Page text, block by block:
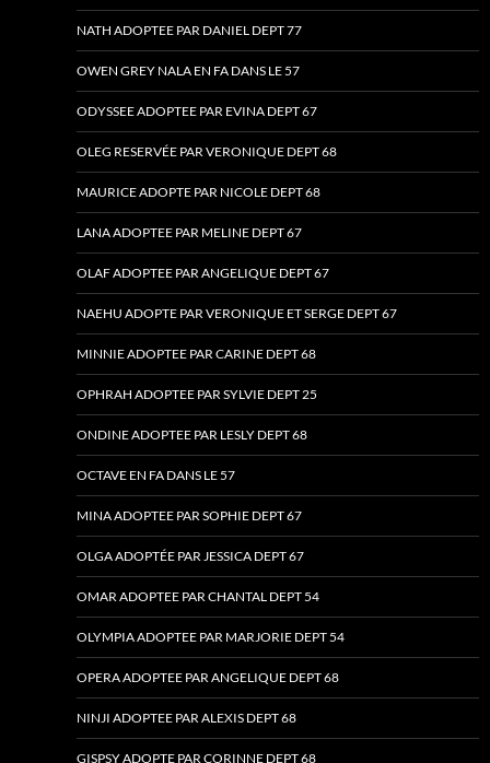
NATH ADOPTEE PAR DANIEL DEPT 77
OWEN GREY NALA EN FA DANS LE 57
ODYSSEE ADOPTEE PAR EVINA DEPT 67
OLEG RESERVÉE PAR VERONIQUE DEPT 68
MAURICE ADOPTE PAR NICOLE DEPT 68
LANA ADOPTEE PAR MELINE DEPT 67
OLAF ADOPTEE PAR ANGELIQUE DEPT 67
NAEHU ADOPTE PAR VERONIQUE ET SERGE DEPT 67
MINNIE ADOPTEE PAR CARINE DEPT 68
OPHRAH ADOPTEE PAR SYLVIE DEPT 25
ONDINE ADOPTEE PAR LESLY DEPT 68
OCTAVE EN FA DANS LE 57
MINA ADOPTEE PAR SOPHIE DEPT 67
OLGA ADOPTÉE PAR JESSICA DEPT 67
OMAR ADOPTEE PAR CHANTAL DEPT 54
OLYMPIA ADOPTEE PAR MARJORIE DEPT 54
OPERA ADOPTEE PAR ANGELIQUE DEPT 68
NINJI ADOPTEE PAR ALEXIS DEPT 68
GISPSY ADOPTE PAR CORINNE DEPT 68